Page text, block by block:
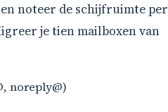
noteer de schijfruimte per
je tien mailboxen van
noreply@)